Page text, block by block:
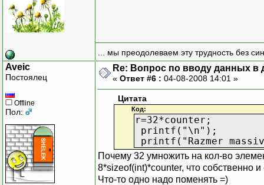
... мы преодолеваем эту трудность без
Aveic
Постоялец
Offline
Пол:
Re: Вопрос по вводу данных в
« Ответ #6 : 04-08-2008 14:01 »
Цитата
Код:
r=32*counter;
printf("\n");
printf("Razmer
Почему 32 умножить на кол-во
8*sizeof(int)*counter, что собственно
Что-то одно надо поменять =)